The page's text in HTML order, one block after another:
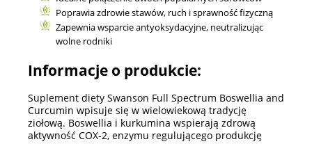
Poprawia zdrowie stawów, ruch i sprawność fizyczną
Zapewnia wsparcie antyoksydacyjne, neutralizując
wolne rodniki
Informacje o produkcie:
Suplement diety Swanson Full Spectrum Boswellia and
Curcumin wpisuje się w wielowiekową tradycję
ziołową. Boswellia i kurkumina wspierają zdrową
aktywność COX-2, enzymu regulującego produkcję